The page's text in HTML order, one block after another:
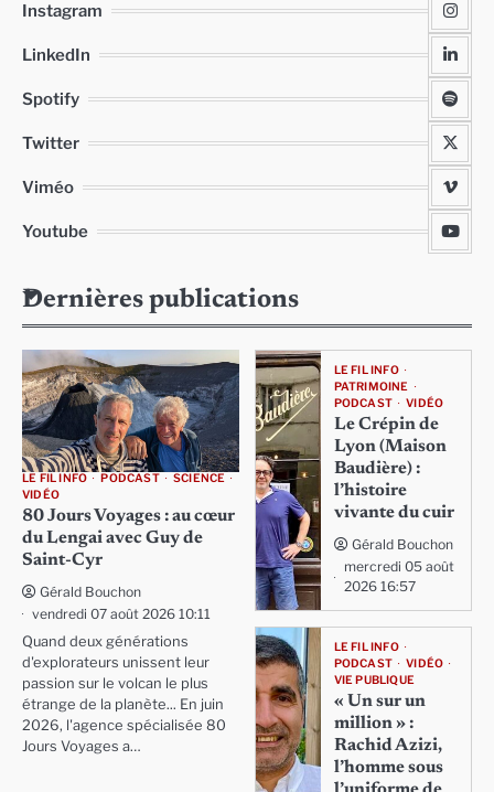
Instagram
LinkedIn
Spotify
Twitter
Viméo
Youtube
Dernières publications
LE FIL INFO PODCAST
SCIENCE
VIDÉO
80 Jours Voyages : au cœur
du Lengai avec Guy de
Saint-Cyr
Gérald Bouchon
vendredi 07 août 2026 10:11
Quand deux générations
d'explorateurs unissent leur
passion sur le volcan le plus
étrange de la planète... En juin
2026, l'agence spécialisée 80
Jours Voyages a…
LE FIL INFO
PATRIMOINE
PODCAST
VIDÉO
Le Crépin de
Lyon (Maison
Baudière) :
l’histoire
vivante du cuir
Gérald Bouchon
mercredi 05 août
2026 16:57
LE FIL INFO
PODCAST
VIDÉO
VIE PUBLIQUE
« Un sur un
million » :
Rachid Azizi,
l’homme sous